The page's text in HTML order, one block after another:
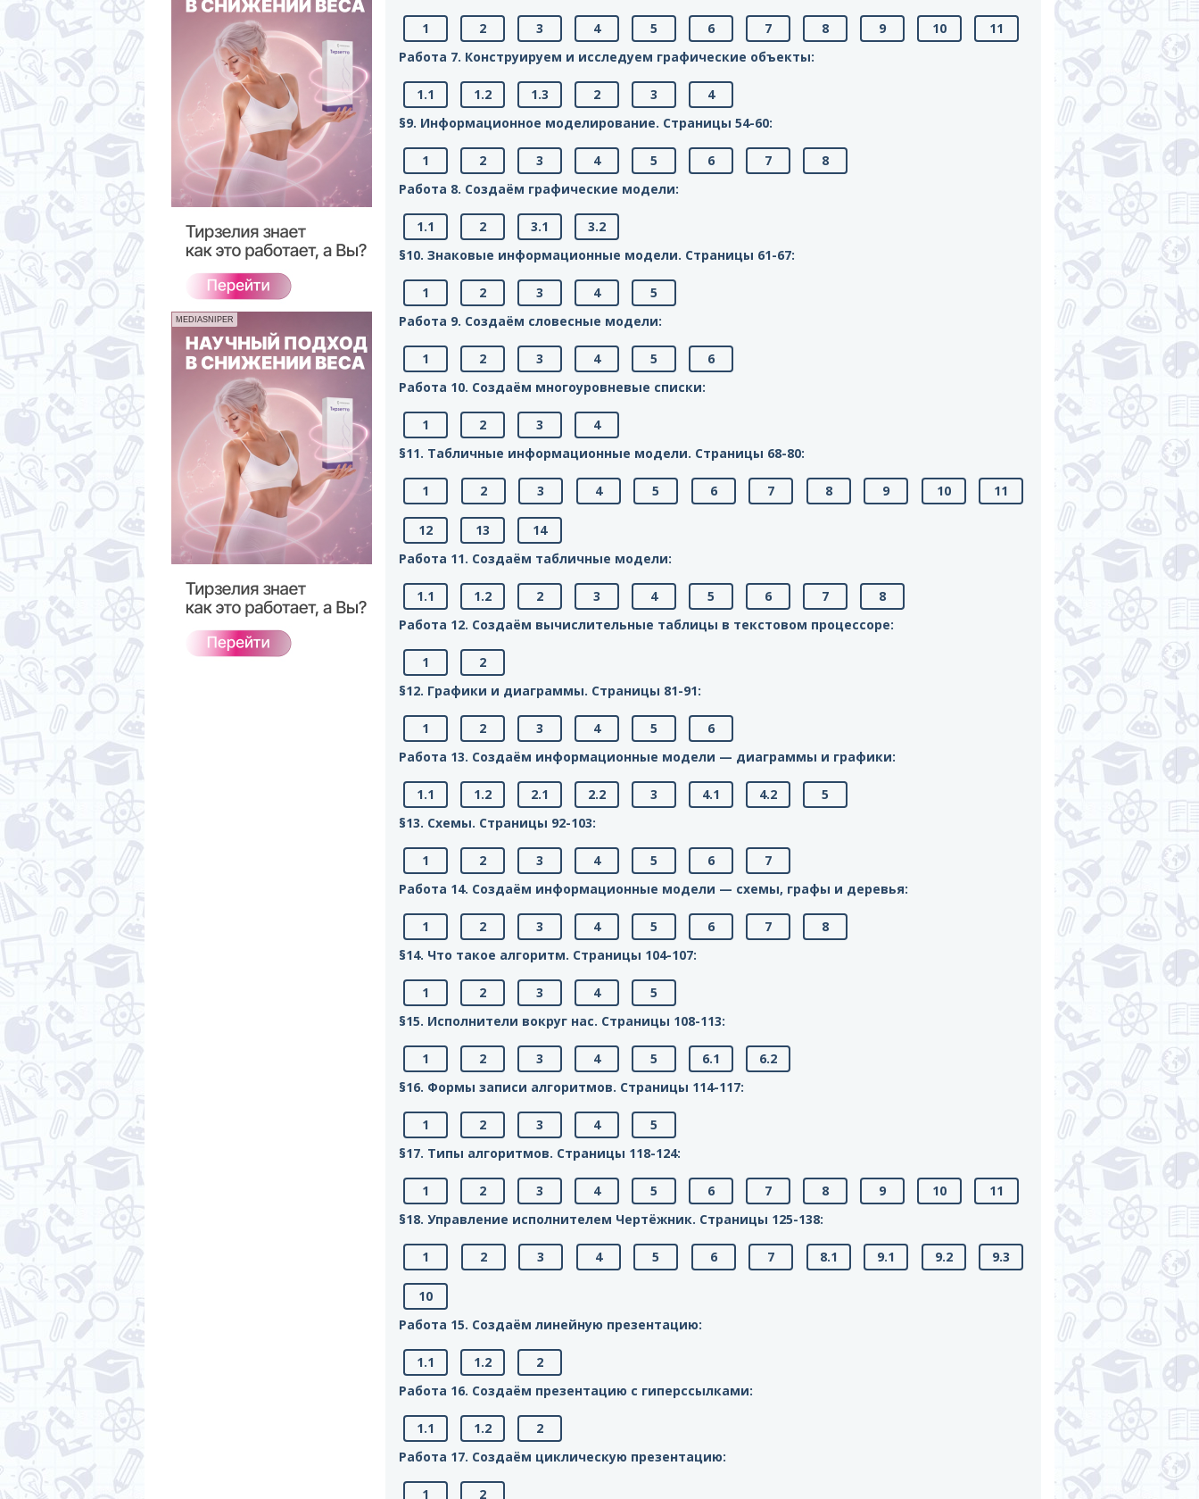
MEDIASNIPER
1 2 3 4 5 6 7 8 9 10
11
Работа 7. Конструируем и исследуем графические объекты:
1.1 1.2 1.3 2 3
4
§9. Информационное моделирование. Cтраницы 54-60:
1 2 3 4 5 6 7
8
Работа 8. Создаём графические модели:
1.1 2 3.1
3.2
§10. Знаковые информационные модели. Cтраницы 61-67:
1 2 3 4
5
Работа 9. Создаём словесные модели:
1 2 3 4 5
6
Работа 10. Создаём многоуровневые списки:
1 2 3
4
§11. Табличные информационные модели. Cтраницы 68-80:
1 2 3 4 5 6 7 8 9 10 11
12 13
14
Работа 11. Создаём табличные модели:
1.1 1.2 2 3 4 5 6 7
8
Работа 12. Создаём вычислительные таблицы в текстовом процессоре:
1
2
§12. Графики и диаграммы. Cтраницы 81-91:
1 2 3 4 5
6
Работа 13. Создаём информационные модели — диаграммы и графики:
1.1 1.2 2.1 2.2 3 4.1 4.2
5
§13. Схемы. Cтраницы 92-103:
1 2 3 4 5 6
7
Работа 14. Создаём информационные модели — схемы, графы и деревья:
1 2 3 4 5 6 7
8
§14. Что такое алгоритм. Cтраницы 104-107:
1 2 3 4
5
§15. Исполнители вокруг нас. Cтраницы 108-113:
1 2 3 4 5 6.1
6.2
§16. Формы записи алгоритмов. Cтраницы 114-117:
1 2 3 4
5
§17. Типы алгоритмов. Cтраницы 118-124:
1 2 3 4 5 6 7 8 9 10
11
§18. Управление исполнителем Чертёжник. Cтраницы 125-138:
1 2 3 4 5 6 7 8.1 9.1 9.2 9.3
10
Работа 15. Создаём линейную презентацию:
1.1 1.2
2
Работа 16. Создаём презентацию с гиперссылками:
1.1 1.2
2
Работа 17. Создаём циклическую презентацию:
1 2